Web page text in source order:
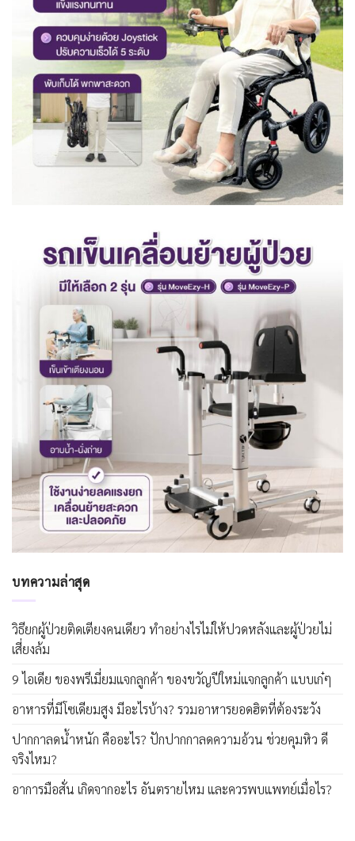
บทความล่าสุด
วิธียกผู้ป่วยติดเตียงคนเดียว ทำอย่างไรไม่ให้ปวดหลังและผู้ป่วยไม่
เสี่ยงล้ม
9 ไอเดีย ของพรีเมี่ยมแจกลูกค้า ของขวัญปีใหม่แจกลูกค้า แบบเก๋ๆ
อาหารที่มีโซเดียมสูง มีอะไรบ้าง? รวมอาหารยอดฮิตที่ต้องระวัง
ปากกาลดน้ำหนัก คืออะไร? ปักปากกาลดความอ้วน ช่วยคุมหิว ดี
จริงไหม?
อาการมือสั่น เกิดจากอะไร อันตรายไหม และควรพบแพทย์เมื่อไร?